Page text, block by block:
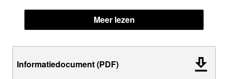
Meer lezen
Informatiedocument (PDF)